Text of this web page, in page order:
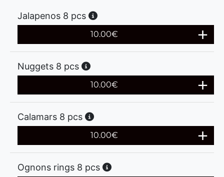
Jalapenos 8 pcs
10.00€
Nuggets 8 pcs
10.00€
Calamars 8 pcs
10.00€
Ognons rings 8 pcs